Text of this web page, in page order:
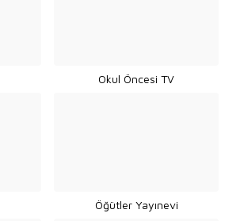
Okul Öncesi TV
Öğütler Yayınevi